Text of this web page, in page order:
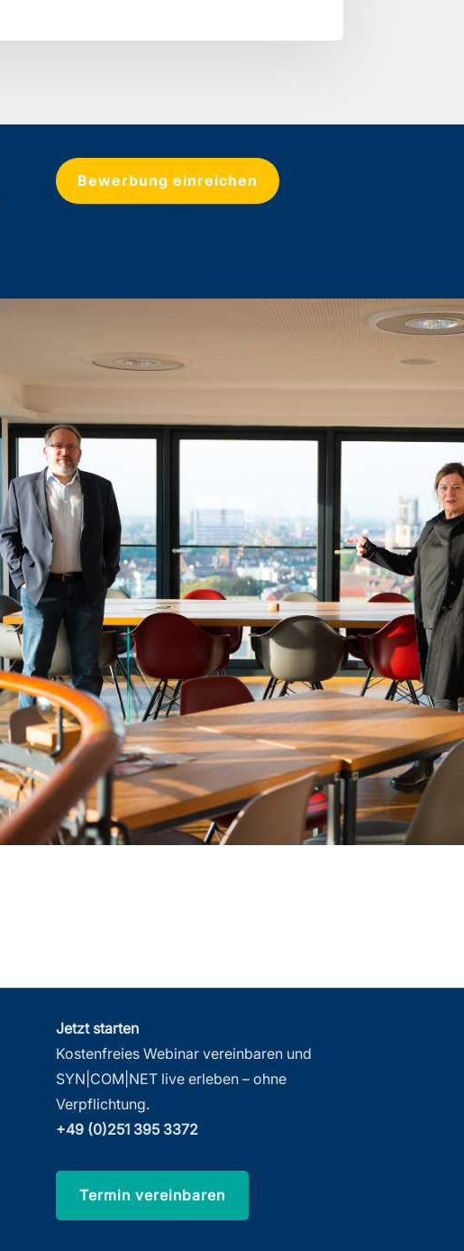
Bewerbung einreichen
Jetzt starten
Kostenfreies Webinar vereinbaren und
SYN|COM|NET live erleben – ohne
Verpflichtung.
+49 (0)251 395 3372
Termin vereinbaren